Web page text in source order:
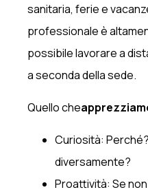
sanitaria, ferie e
professionale è
possibile lavorare a
a seconda della sede.
‍Quello che
Curiosità:
diversamente?
Proattività: Se